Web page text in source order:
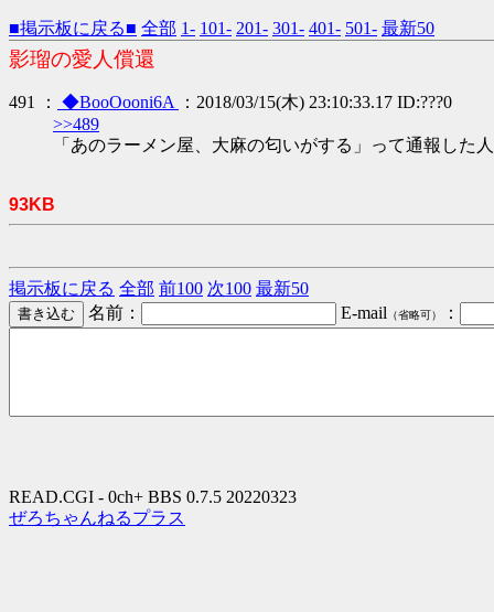
■掲示板に戻る■ 全部 1- 101- 201- 301- 401- 501- 最新50
影瑠の愛人償還
491 ： ◆BooOooni6A ：2018/03/15(木) 23:10:33.17 ID:???0
>>489
「あのラーメン屋、大麻の匂いがする」って通報した
93KB
掲示板に戻る 全部 前100 次100 最新50
名前：
E-mail （省略可） ：
READ.CGI - 0ch+ BBS 0.7.5 20220323
ぜろちゃんねるプラス